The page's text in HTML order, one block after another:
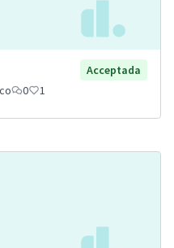
Acceptada
0 1